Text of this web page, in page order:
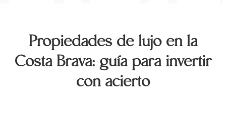
Propiedades de lujo en la
Costa Brava: guía para invertir
con acierto